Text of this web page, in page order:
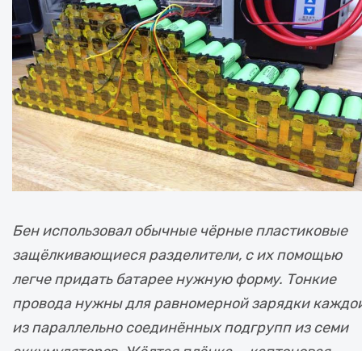
Бен использовал обычные чёрные пластиковые
защёлкивающиеся разделители, с их помощью
легче придать батарее нужную форму. Тонкие
провода нужны для равномерной зарядки
из параллельно соединённых подгрупп из семи